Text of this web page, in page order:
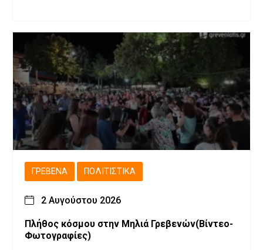
ΓΡΕΒΕΝΆ ΠΟΛΙΤΙΣΤΙΚΆ
2 Αυγούστου 2026
Πλήθος κόσμου στην Μηλιά Γρεβενών(Βίντεο-
Φωτογραφίες)